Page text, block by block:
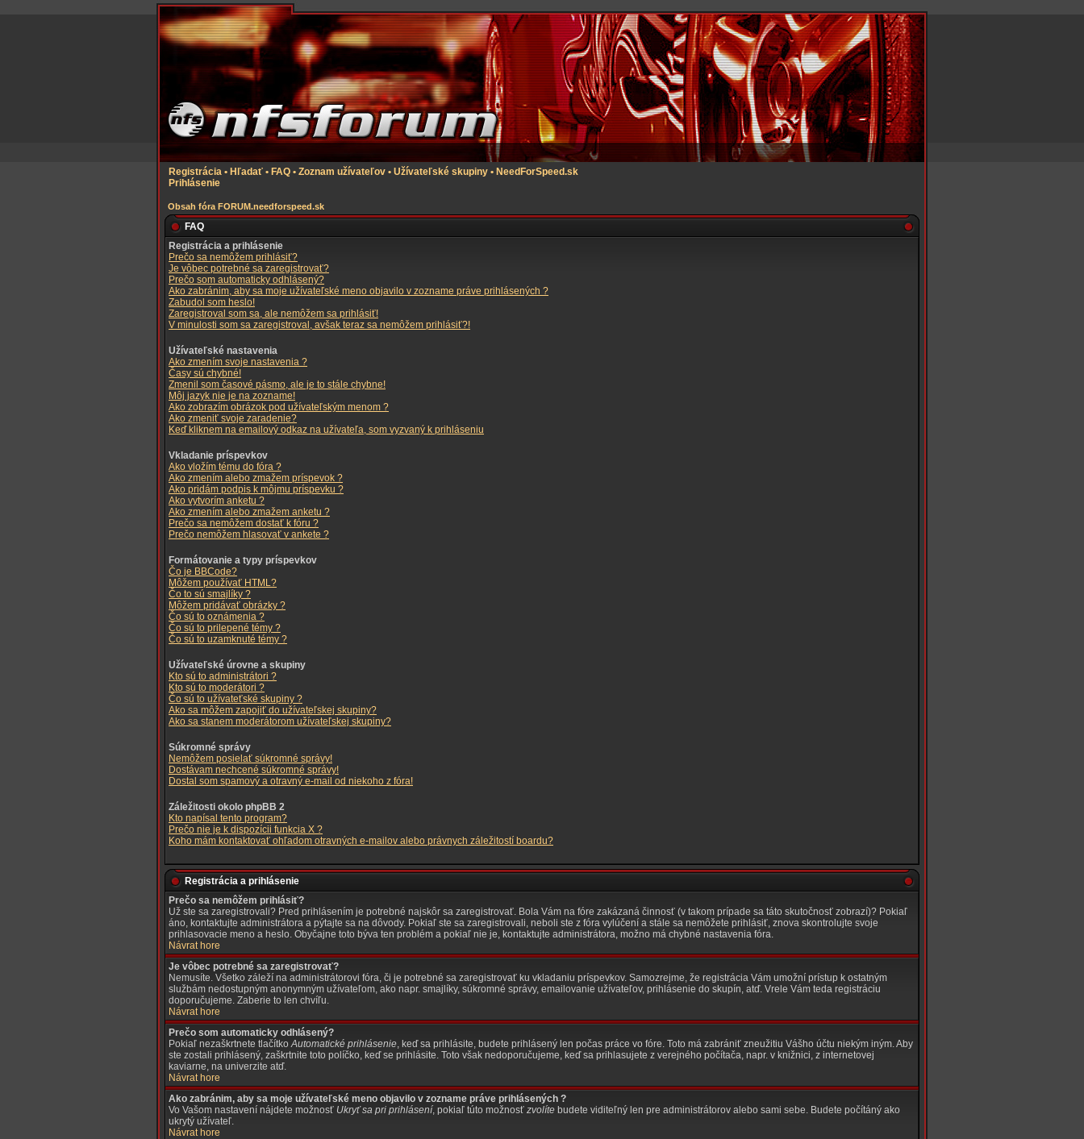
Registrácia • Hľadať • FAQ • Zoznam užívateľov • Užívateľské skupiny • NeedForSpeed.sk
Prihlásenie
Obsah fóra FORUM.needforspeed.sk
FAQ
Registrácia a prihlásenie
Prečo sa nemôžem prihlásiť?
Je vôbec potrebné sa zaregistrovať?
Prečo som automaticky odhlásený?
Ako zabránim, aby sa moje užívateľské meno objavilo v zozname práve prihlásených ?
Zabudol som heslo!
Zaregistroval som sa, ale nemôžem sa prihlásiť!
V minulosti som sa zaregistroval, avšak teraz sa nemôžem prihlásiť?!
Užívateľské nastavenia
Ako zmením svoje nastavenia ?
Časy sú chybné!
Zmenil som časové pásmo, ale je to stále chybne!
Môj jazyk nie je na zozname!
Ako zobrazím obrázok pod užívateľským menom ?
Ako zmeniť svoje zaradenie?
Keď kliknem na emailový odkaz na užívateľa, som vyzvaný k prihláseniu
Vkladanie príspevkov
Ako vložím tému do fóra ?
Ako zmením alebo zmažem príspevok ?
Ako pridám podpis k môjmu príspevku ?
Ako vytvorím anketu ?
Ako zmením alebo zmažem anketu ?
Prečo sa nemôžem dostať k fóru ?
Prečo nemôžem hlasovať v ankete ?
Formátovanie a typy príspevkov
Čo je BBCode?
Môžem používať HTML?
Čo to sú smajlíky ?
Môžem pridávať obrázky ?
Čo sú to oznámenia ?
Čo sú to prilepené témy ?
Čo sú to uzamknuté témy ?
Užívateľské úrovne a skupiny
Kto sú to administrátori ?
Kto sú to moderátori ?
Čo sú to užívateťské skupiny ?
Ako sa môžem zapojiť do užívateľskej skupiny?
Ako sa stanem moderátorom užívateľskej skupiny?
Súkromné správy
Nemôžem posielať súkromné správy!
Dostávam nechcené súkromné správy!
Dostal som spamový a otravný e-mail od niekoho z fóra!
Záležitosti okolo phpBB 2
Kto napísal tento program?
Prečo nie je k dispozícii funkcia X ?
Koho mám kontaktovať ohľadom otravných e-mailov alebo právnych záležitostí boardu?
Registrácia a prihlásenie
Prečo sa nemôžem prihlásiť?
Už ste sa zaregistrovali? Pred prihlásením je potrebné najskôr sa zaregistrovať. Bola Vám na fóre zakázaná činnosť (v takom prípade sa táto skutočnosť zobrazí)? Pokiaľ
áno, kontaktujte administrátora a pýtajte sa na dôvody. Pokiaľ ste sa zaregistrovali, neboli ste z fóra vylúčení a stále sa nemôžete prihlásiť, znova skontrolujte svoje
prihlasovacie meno a heslo. Obyčajne toto býva ten problém a pokiaľ nie je, kontaktujte administrátora, možno má chybné nastavenia fóra.
Návrat hore
Je vôbec potrebné sa zaregistrovať?
Nemusíte. Všetko záleží na administrátorovi fóra, či je potrebné sa zaregistrovať ku vkladaniu príspevkov. Samozrejme, že registrácia Vám umožní prístup k ostatným
službám nedostupným anonymným užívateľom, ako napr. smajlíky, súkromné správy, emailovanie užívateľov, prihlásenie do skupín, atď. Vrele Vám teda registráciu
doporučujeme. Zaberie to len chvíľu.
Návrat hore
Prečo som automaticky odhlásený?
Pokiaľ nezaškrtnete tlačítkoAutomatické prihlásenie, keď sa prihlásite, budete prihlásený len počas práce vo fóre. Toto má zabrániť zneužitiu Vášho účtu niekým iným. Aby
ste zostali prihlásený, zaškrtnite toto políčko, keď se prihlásite. Toto však nedoporučujeme, keď sa prihlasujete z verejného počítača, napr. v knižnici, z internetovej
kaviarne, na univerzite atď.
Návrat hore
Ako zabránim, aby sa moje užívateľské meno objavilo v zozname práve prihlásených ?
Vo Vašom nastavení nájdete možnosť Ukryť sa pri prihlásení, pokiaľ túto možnosť zvolíte budete viditeľný len pre administrátorov alebo sami sebe. Budete počítáný ako
ukrytý užívateľ.
Návrat hore